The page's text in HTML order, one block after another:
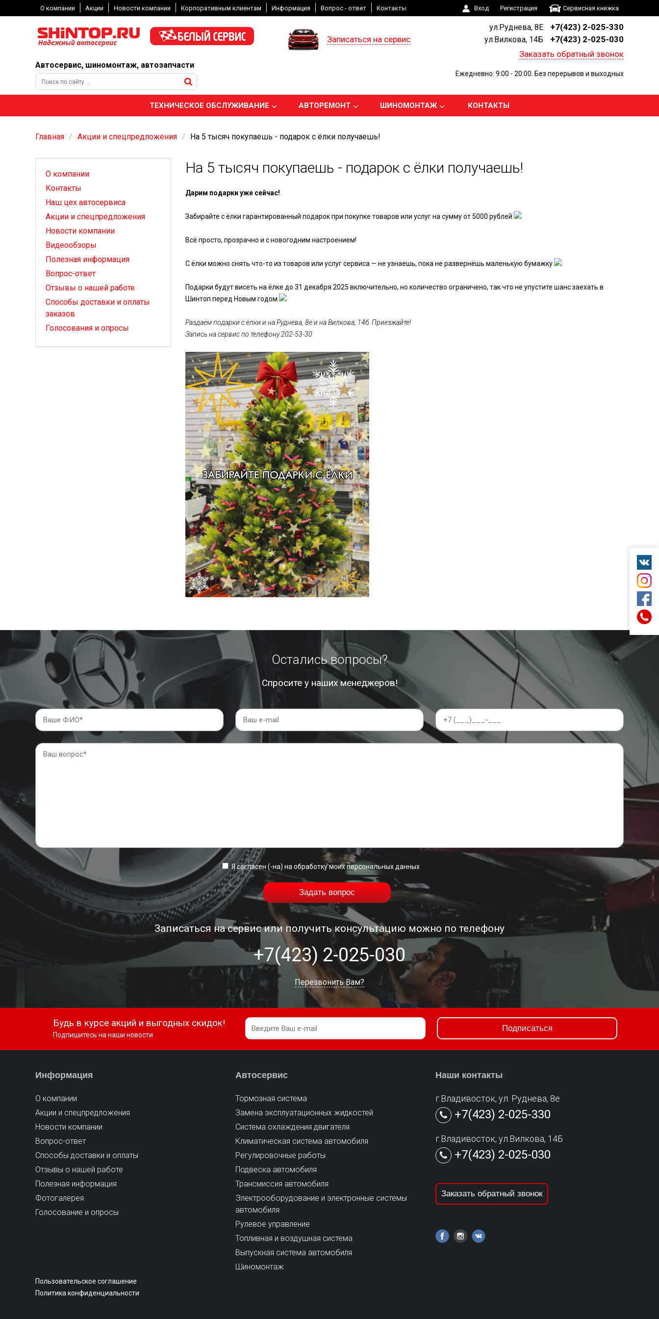
О компании Акции Новости компании Корпоративным клиентам Информация Вопрос - ответ Контакты Вход Регистрация Сервисная книжка
Записаться на сервис
ул.Руднева, 8Е +7(423) 2-025-330
ул.Вилкова, 14Б
+7(423) 2-025-030
Заказать обратный звонок
Автосервис, шиномонтаж, автозапчасти
Ежедневно: 9:00 - 20:00. Без перерывов и выходных
ТЕХНИЧЕСКОЕ ОБСЛУЖИВАНИЕ АВТОРЕМОНТ ШИНОМОНТАЖ КОНТАКТЫ
Главная Акции и спецпредложения На 5 тысяч покупаешь - подарок с ёлки получаешь!
О компании
Контакты
Наш цех автосервиса
Акции и спецпредложения
Новости компании
Видеообзоры
Полезная информация
Вопрос-ответ
Отзывы о нашей работе
Способы доставки и оплаты
заказов
Голосования и опросы
На 5 тысяч покупаешь - подарок с ёлки получаешь!
Дарим подарки уже сейчас!
Забирайте с ёлки гарантированный подарок при покупке товаров или услуг на сумму от 5000 рублей
Всё просто, прозрачно и с новогодним настроением!
С ёлки можно снять что-то из товаров или услуг сервиса — не узнаешь, пока не развернёшь маленькую бумажку
Подарки будут висеть на ёлке до 31 декабря 2025 включительно, но количество ограничено, так что не упустите шанс заехать в
Шинтоп перед Новым годом
Раздаём подарки с ёлки и на Руднева, 8е и на Вилкова, 14б. Приезжайте!
Запись на сервис по телефону 202-53-30
Остались вопросы?
Спросите у наших менеджеров!
Я согласен (-на) на обработку моих персональных данных
Задать вопрос
Записаться на сервис или получить консультацию можно по телефону
+7(423) 2-025-030
Перезвонить Вам?
Будь в курсе акций и выгодных скидок!
Подпишитесь на наши новости
Подписаться
Информация
О компании
Акции и спецпредложения
Новости компании
Вопрос-ответ
Способы доставки и оплаты
Отзывы о нашей работе
Полезная информация
Фотогалерея
Голосование и опросы
Автосервис
Тормозная система
Замена эксплуатационных жидкостей
Cистема охлаждения двигателя
Климатическая система автомобиля
Регулировочные работы
Подвеска автомобиля
Трансмиссия автомобиля
Электрооборудование и электронные системы
автомобиля
Рулевое управление
Топливная и воздушная система
Выпускная система автомобиля
Шиномонтаж
Наши контакты
г.Владивосток, ул. Руднева, 8е
+7(423) 2-025-330
г.Владивосток, ул.Вилкова, 14Б
+7(423) 2-025-030
Заказать обратный звонок
Пользовательское соглашение
Политика конфиденциальности